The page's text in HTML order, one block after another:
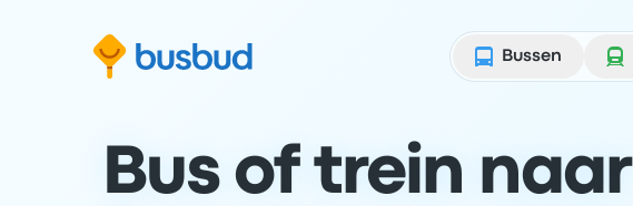
Bussen
Bus of trein naar